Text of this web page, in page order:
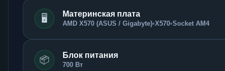
🖥️ Материнская плата
AMD X570 (ASUS / Gigabyte)•X570•Socket AM4
📦 Блок питания
700 Вт